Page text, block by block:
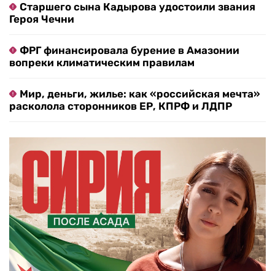
Старшего сына Кадырова удостоили звания
Героя Чечни
ФРГ финансировала бурение в Амазонии
вопреки климатическим правилам
Мир, деньги, жилье: как «российская мечта»
расколола сторонников ЕР, КПРФ и ЛДПР